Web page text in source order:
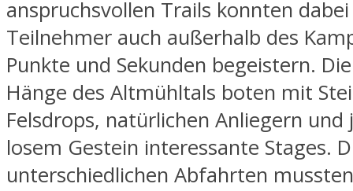
anspruchsvollen Trails konnten
Teilnehmer auch außerhalb des
Punkte und Sekunden begeistern.
Hänge des Altmühltals boten mit
Felsdrops, natürlichen Anliegern und
losem Gestein interessante Stages.
unterschiedlichen Abfahrten